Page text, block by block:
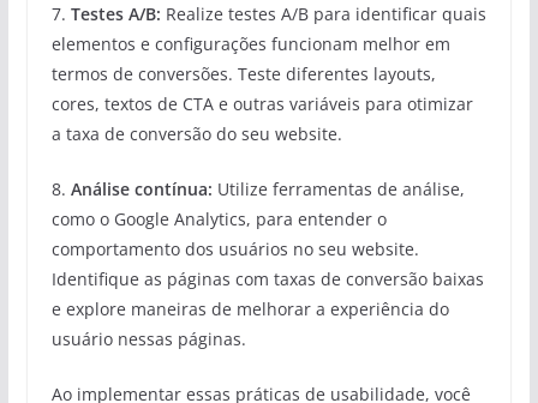
7. Testes A/B: Realize testes A/B para identificar quais
elementos e configurações funcionam melhor em
termos de conversões. Teste diferentes layouts,
cores, textos de CTA e outras variáveis para otimizar
a taxa de conversão do seu website.
8. Análise contínua: Utilize ferramentas de análise,
como o Google Analytics, para entender o
comportamento dos usuários no seu website.
Identifique as páginas com taxas de conversão baixas
e explore maneiras de melhorar a experiência do
usuário nessas páginas.
Ao implementar essas práticas de usabilidade, você